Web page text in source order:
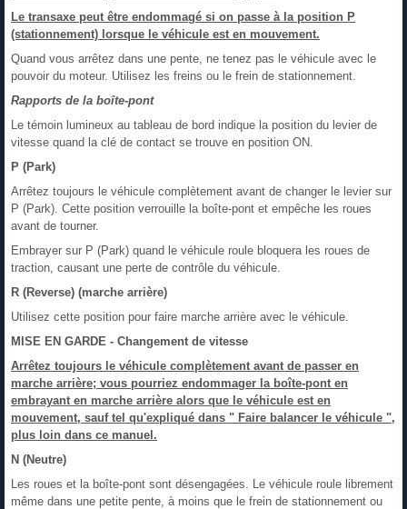
Le transaxe peut être endommagé si on passe à la position P
(stationnement) lorsque le véhicule est en mouvement.
Quand vous arrêtez dans une pente, ne tenez pas le véhicule avec le
pouvoir du moteur. Utilisez les freins ou le frein de stationnement.
Rapports de la boîte-pont
Le témoin lumineux au tableau de bord indique la position du levier de
vitesse quand la clé de contact se trouve en position ON.
P (Park)
Arrêtez toujours le véhicule complètement avant de changer le levier sur
P (Park). Cette position verrouille la boîte-pont et empêche les roues
avant de tourner.
Embrayer sur P (Park) quand le véhicule roule bloquera les roues de
traction, causant une perte de contrôle du véhicule.
R (Reverse) (marche arrière)
Utilisez cette position pour faire marche arrière avec le véhicule.
MISE EN GARDE - Changement de vitesse
Arrêtez toujours le véhicule complètement avant de passer en
marche arrière; vous pourriez endommager la boîte-pont en
embrayant en marche arrière alors que le véhicule est en
mouvement, sauf tel qu'expliqué dans " Faire balancer le véhicule ",
plus loin dans ce manuel.
N (Neutre)
Les roues et la boîte-pont sont désengagées. Le véhicule roule librement
même dans une petite pente, à moins que le frein de stationnement ou